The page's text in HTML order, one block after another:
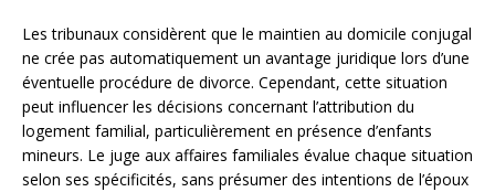
Les tribunaux considèrent que le maintien au domicile conjugal
ne crée pas automatiquement un avantage juridique lors d’une
éventuelle procédure de divorce. Cependant, cette situation
peut influencer les décisions concernant l’attribution du
logement familial, particulièrement en présence d’enfants
mineurs. Le juge aux affaires familiales évalue chaque situation
selon ses spécificités, sans présumer des intentions de l’époux